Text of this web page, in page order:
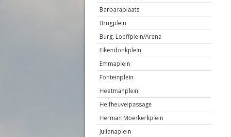
Barbaraplaats
Brugplein
Burg. Loeffplein/Arena
Eikendonkplein
Emmaplein
Fonteinplein
Heetmanplein
Helfheuvelpassage
Herman Moerkerkplein
Julianaplein